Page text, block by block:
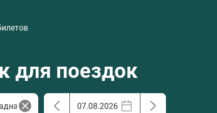
для поездок